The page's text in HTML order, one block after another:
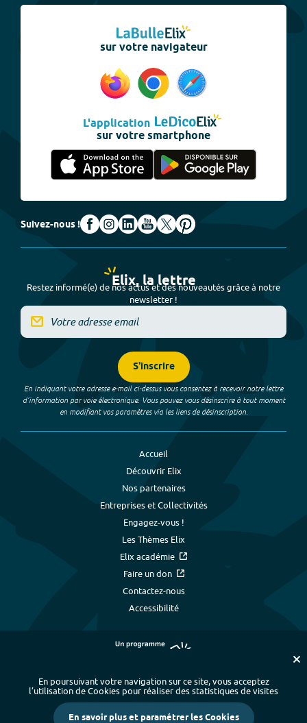
sur votre navigateur
L'application
sur votre smartphone
Suivez-nous !
Elix, la lettre
Restez informé(e) de nos actus et des nouveautés grâce à notre
newsletter !
S'inscrire
En indiquant votre adresse e-mail ci-dessus vous consentez à recevoir notre lettre
d’information par voie électronique. Vous pouvez vous désinscrire à tout moment
en modifiant vos paramètres via les liens de désinscription.
Accueil
Découvrir Elix
Nos partenaires
Entreprises et Collectivités
Engagez-vous !
Les Thèmes Elix
Elix académie
Faire un don
Contactez-nous
Accessibilité
Plan du site - Index alphabétique
-
Mentions légales et données personnelles
- Paramétrer les cookies
En poursuivant votre navigation sur ce site, vous acceptez
l’utilisation de Cookies pour réaliser des statistiques de visites
En savoir plus et paramétrer les Cookies